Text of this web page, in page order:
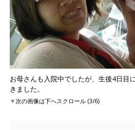
お母さんも入院中でしたが、生後4日目
きました。
▼次の画像は下へスクロール (3/6)